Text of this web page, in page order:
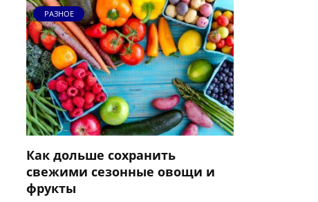
РАЗНОЕ
Как дольше сохранить
свежими сезонные овощи и
фрукты